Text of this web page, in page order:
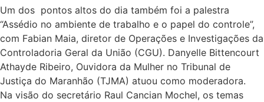
Um dos pontos altos do dia também foi a palestra
“Assédio no ambiente de trabalho e o papel do controle”,
com Fabian Maia, diretor de Operações e Investigações da
Controladoria Geral da União (CGU). Danyelle Bittencourt
Athayde Ribeiro, Ouvidora da Mulher no Tribunal de
Justiça do Maranhão (TJMA) atuou como moderadora.
Na visão do secretário Raul Cancian Mochel, os temas